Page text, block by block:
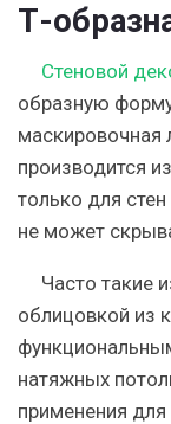
Т-
Стеновой
образную
маскировочная
производится
только для
не может
Часто такие
облицовкой из
натяжных
применения